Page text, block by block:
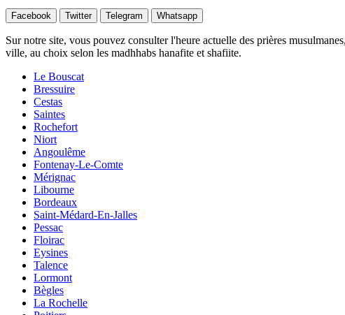
Facebook Twitter Telegram Whatsapp
Sur notre site, vous pouvez consulter l'heure actuelle des prières
ville, au choix selon les madhhabs hanafite et shafiite.
Le Bouscat
Bressuire
Cestas
Saintes
Rochefort
Niort
Angoulême
Fontenay-Le-Comte
Mérignac
Libourne
Bordeaux
Saint-Médard-En-Jalles
Pessac
Floirac
Eysines
Talence
Lormont
Bègles
La Rochelle